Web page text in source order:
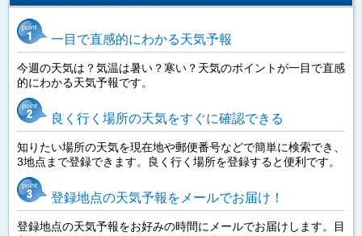
一目で直感的にわかる天気予報
今週の天気は？気温は暑い？寒い？天気のポイントが一目で直感
的にわかる天気予報です。
良く行く場所の天気をすぐに確認できる
知りたい場所の天気を現在地や郵便番号などで簡単に検索でき、
3地点まで登録できます。良く行く場所を登録すると便利です。
登録地点の天気予報をメールでお届け！
登録地点の天気予報をお好みの時間にメールでお届けします。目